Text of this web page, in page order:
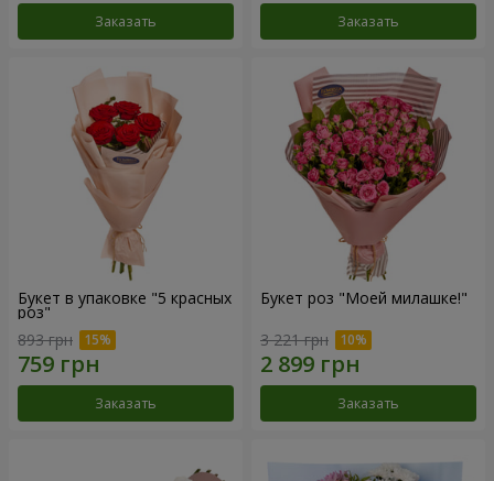
Заказать Заказать
Букет в упаковке "5 красных
роз"
893 грн
Заказать
Букет роз "Моей милашке!"
3 221 грн
Заказать